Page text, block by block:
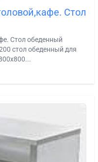
Стол
Стол обеденный
стол обеденный для